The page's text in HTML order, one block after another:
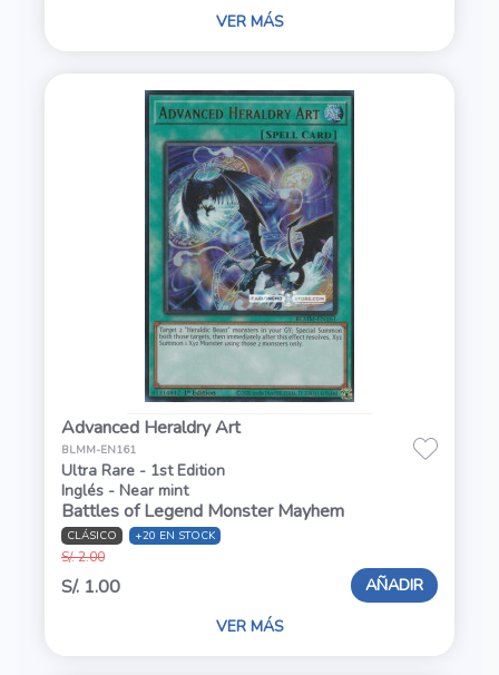
VER MÁS
Advanced Heraldry Art
BLMM-EN161
Ultra Rare - 1st Edition
Inglés - Near mint
Battles of Legend Monster Mayhem
CLÁSICO +20 EN STOCK
S/. 2.00
S/. 1.00 AÑADIR
VER MÁS